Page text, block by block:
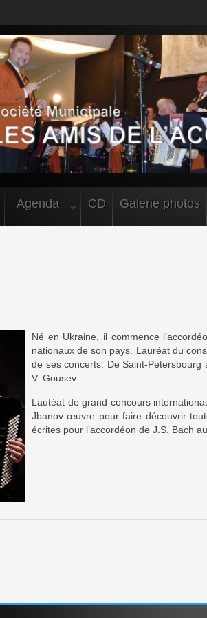
Agenda CD Galerie photos
Né en Ukraine, il commence
nationaux de son pays. Lauréat du
de ses concerts. De Saint-
V. Gousev.
Lautéat de grand concours
Jbanov œuvre pour faire découvrir
écrites pour l’accordéon de J.S. Bach